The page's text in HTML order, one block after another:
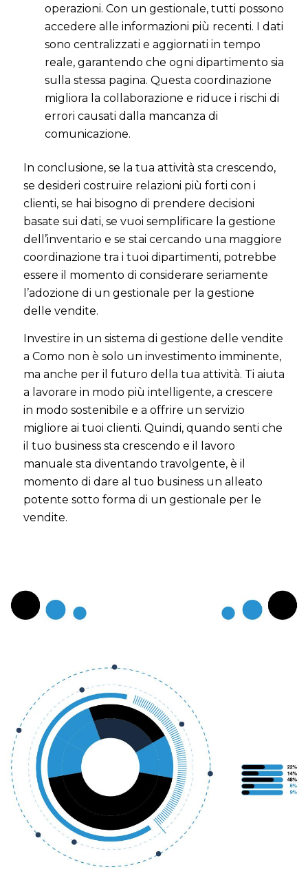
operazioni. Con un gestionale, tutti possono
accedere alle informazioni più recenti. I dati
sono centralizzati e aggiornati in tempo
reale, garantendo che ogni dipartimento sia
sulla stessa pagina. Questa coordinazione
migliora la collaborazione e riduce i rischi di
errori causati dalla mancanza di
comunicazione.
In conclusione, se la tua attività sta crescendo,
se desideri costruire relazioni più forti con i
clienti, se hai bisogno di prendere decisioni
basate sui dati, se vuoi semplificare la gestione
dell’inventario e se stai cercando una maggiore
coordinazione tra i tuoi dipartimenti, potrebbe
essere il momento di considerare seriamente
l’adozione di un gestionale per la gestione
delle vendite.
Investire in un sistema di gestione delle vendite
a Como non è solo un investimento imminente,
ma anche per il futuro della tua attività. Ti aiuta
a lavorare in modo più intelligente, a crescere
in modo sostenibile e a offrire un servizio
migliore ai tuoi clienti. Quindi, quando senti che
il tuo business sta crescendo e il lavoro
manuale sta diventando travolgente, è il
momento di dare al tuo business un alleato
potente sotto forma di un gestionale per le
vendite.